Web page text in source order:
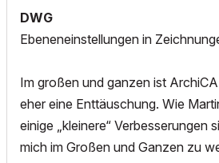
DWG
Ebeneneinstellungen in
Im großen und ganzen ist
eher eine Enttäuschung. Wie
einige „kleinere“ Verbesserungen
mich im Großen und Ganzen zu